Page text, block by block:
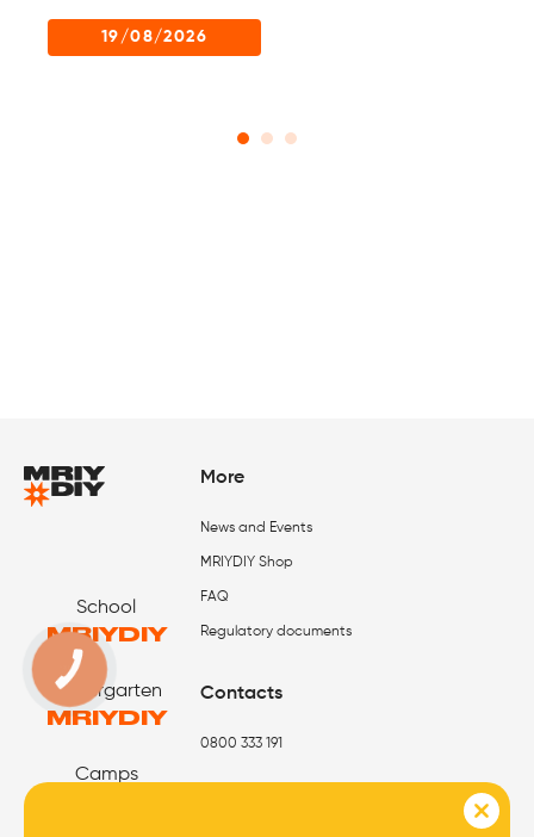
19/08/2026
School
MRIYDIY
Kindergarten
MRIYDIY
Camps
Contacts
0800 333 191
More
News and Events
MRIYDIY Shop
FAQ
Regulatory documents